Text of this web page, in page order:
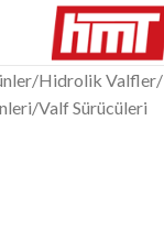
/Hidrolik Valfler/
/Valf Sürücüleri